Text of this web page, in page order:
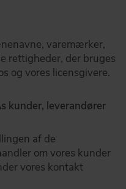
varemærker,
rettigheder, der bruges
og vores licensgivere.
kunder, leverandører
af de
om vores kunder
vores kontakt